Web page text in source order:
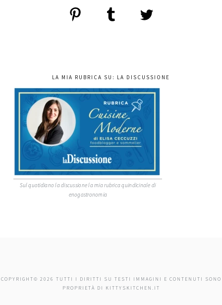
LA MIA RUBRICA SU: LA DISCUSSIONE
Sul quotidiano la discussione la mia rubrica quindicinale di
enogastronomia
COPYRIGHT© 2026 TUTTI I DIRITTI SU TESTI IMMAGINI E CONTENUTI SONO
PROPRIETÀ DI KITTYSKITCHEN.IT